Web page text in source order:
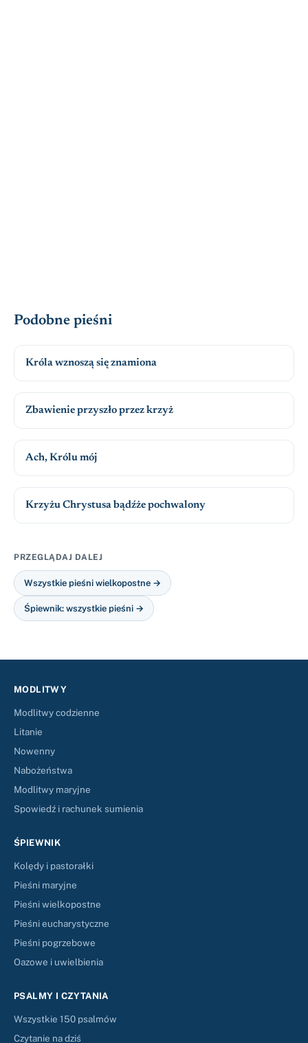
Podobne pieśni
Króla wznoszą się znamiona
Zbawienie przyszło przez krzyż
Ach, Królu mój
Krzyżu Chrystusa bądźże pochwalony
PRZEGLĄDAJ DALEJ
Wszystkie pieśni wielkopostne →
Śpiewnik: wszystkie pieśni →
MODLITWY
Modlitwy codzienne
Litanie
Nowenny
Nabożeństwa
Modlitwy maryjne
Spowiedź i rachunek sumienia
ŚPIEWNIK
Kolędy i pastorałki
Pieśni maryjne
Pieśni wielkopostne
Pieśni eucharystyczne
Pieśni pogrzebowe
Oazowe i uwielbienia
PSALMY I CZYTANIA
Wszystkie 150 psalmów
Czytanie na dziś